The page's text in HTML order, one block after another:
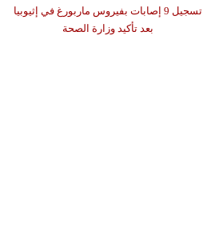
تسجيل 9 إصابات بفيروس ماربورغ في إثيوبيا
بعد تأكيد وزارة الصحة